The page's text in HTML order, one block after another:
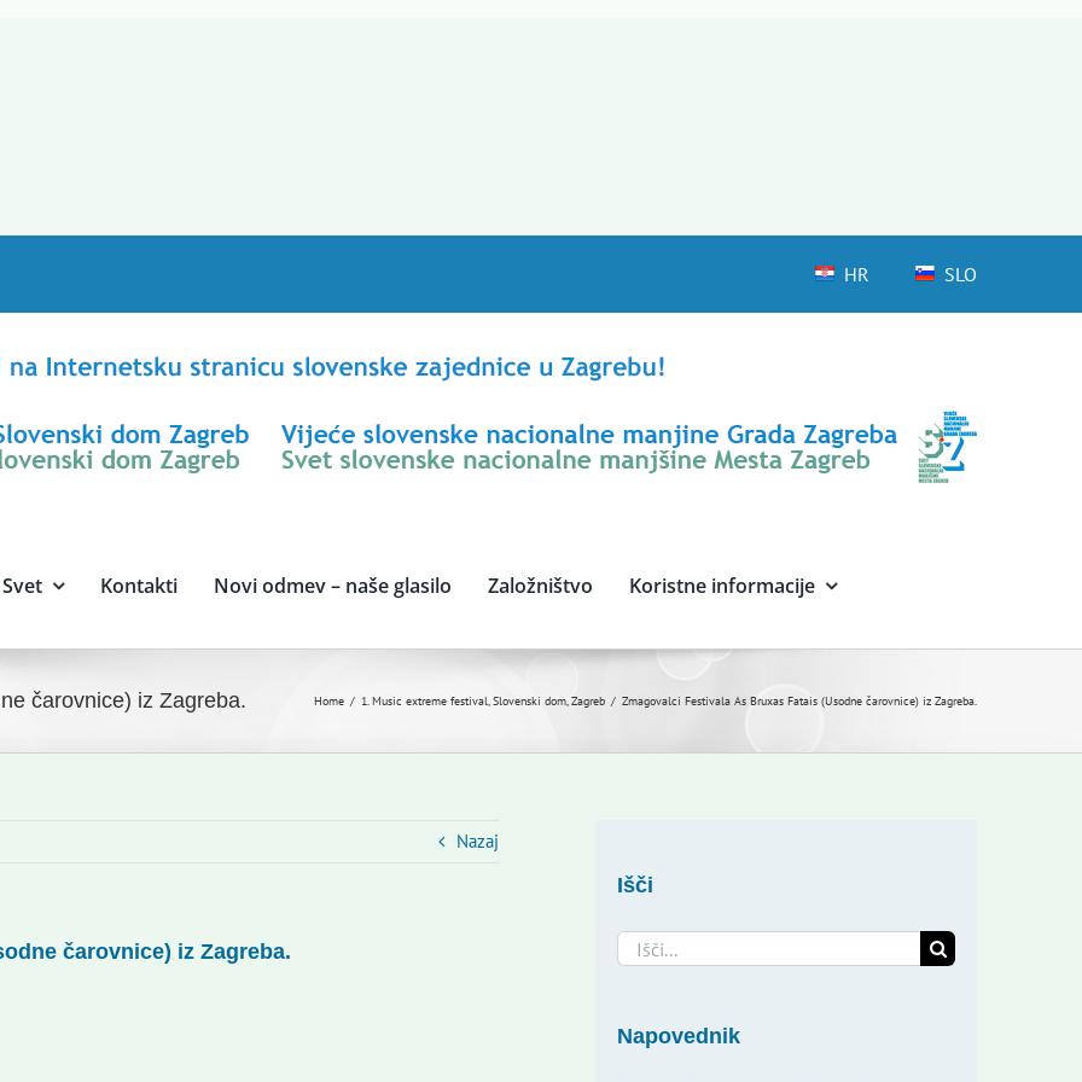
HR SLO
Svet Kontakti Novi odmev – naše glasilo Založništvo Koristne informacije
čarovnice) iz Zagreba. Home 1. Music extreme festival, Slovenski dom, Zagreb Zmagovalci Festivala As Bruxas Fatais (Usodne čarovnice) iz Zagreba.
Nazaj
čarovnice) iz Zagreba.
Išči
Search
for:
Napovednik